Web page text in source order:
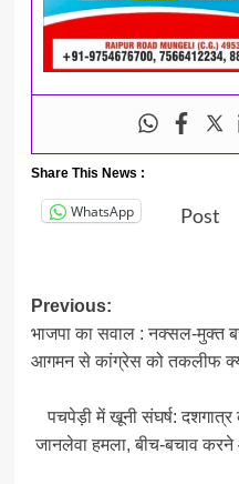
Share This News :
WhatsApp Post
Post
navigation
Previous:
भाजपा का सवाल : नक्सल-मुक्त
आगमन से कांग्रेस को तकलीफ
पचपेड़ी में खूनी संघर्ष: दशगात्र
जानलेवा हमला, बीच-बचाव